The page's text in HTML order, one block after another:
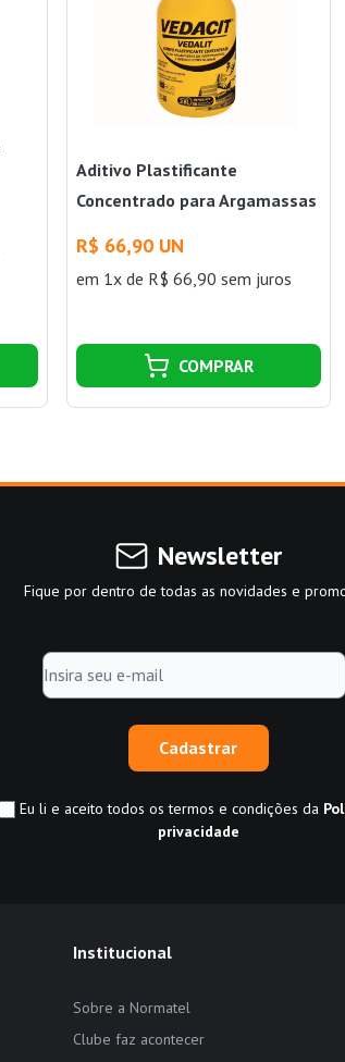
Aditivo Plastificante
Concentrado para Argamassas
Convencional 3,6 Litros
Vedacit
R$ 66,90 UN
em 1x de R$ 66,90 sem juros
COMPRAR
Newsletter
Fique por dentro de todas as novidades e
Cadastrar
Eu li e aceito todos os termos e condições da
privacidade
Institucional
Sobre a Normatel
Clube faz acontecer